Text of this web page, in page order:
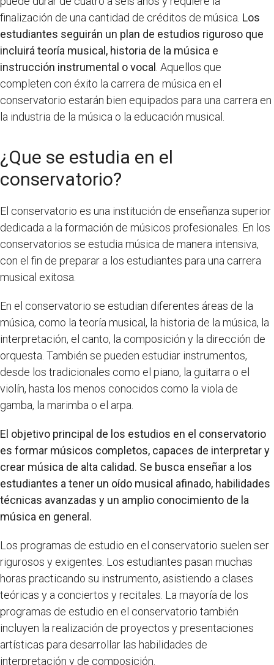
finalización de una cantidad de créditos de música. Los
estudiantes seguirán un plan de estudios riguroso que
incluirá teoría musical, historia de la música e
instrucción instrumental o vocal . Aquellos que
completen con éxito la carrera de música en el
conservatorio estarán bien equipados para una carrera en
la industria de la música o la educación musical.
¿Que se estudia en el
conservatorio?
El conservatorio es una institución de enseñanza superior
dedicada a la formación de músicos profesionales. En los
conservatorios se estudia música de manera intensiva,
con el fin de preparar a los estudiantes para una carrera
musical exitosa.
En el conservatorio se estudian diferentes áreas de la
música, como la teoría musical, la historia de la música, la
interpretación, el canto, la composición y la dirección de
orquesta. También se pueden estudiar instrumentos,
desde los tradicionales como el piano, la guitarra o el
violín, hasta los menos conocidos como la viola de
gamba, la marimba o el arpa.
El objetivo principal de los estudios en el conservatorio
es formar músicos completos, capaces de interpretar y
crear música de alta calidad. Se busca enseñar a los
estudiantes a tener un oído musical afinado, habilidades
técnicas avanzadas y un amplio conocimiento de la
música en general.
Los programas de estudio en el conservatorio suelen ser
rigurosos y exigentes. Los estudiantes pasan muchas
horas practicando su instrumento, asistiendo a clases
teóricas y a conciertos y recitales. La mayoría de los
programas de estudio en el conservatorio también
incluyen la realización de proyectos y presentaciones
artísticas para desarrollar las habilidades de
interpretación y de composición.